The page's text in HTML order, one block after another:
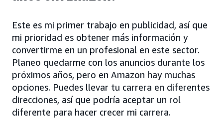
Este es mi primer trabajo en publicidad, así que
mi prioridad es obtener más información y
convertirme en un profesional en este sector.
Planeo quedarme con los anuncios durante los
próximos años, pero en Amazon hay muchas
opciones. Puedes llevar tu carrera en diferentes
direcciones, así que podría aceptar un rol
diferente para hacer crecer mi carrera.